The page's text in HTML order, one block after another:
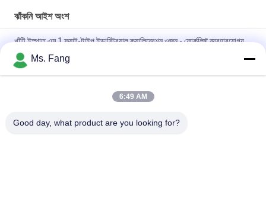
ঝাঁকনি আইশ অংশ
খাঁটি ইস্পাত এম 1 ফ্ল্যাট-টাইপ ইন্ডাস্ট্রিয়াল ক্যালিব্রেশন ওজন - ফোর্কলিফ্ট ব্যবহারযোগ্য,
ট্রাক স্কেল এবং প্ল্যাটফর্ম স্কেল ক্যালিব্রেশনের জন্য আদর্শ
উচ্চ মানের 500 কেজি 1000 কেজি 2000 কেজি আয়তক্ষেত্রাকার ফ্ল্যাট কাস্ট আয়রন
Ms. Fang
6:49 AM
Good day, what product are you looking for?